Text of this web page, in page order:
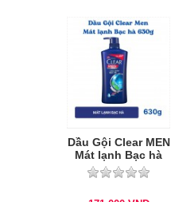
Dầu Gội Clear MEN
Mát lạnh Bạc hà
630g